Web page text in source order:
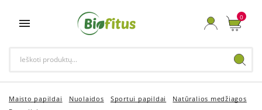
 0
Maisto papildai Nuolaidos Sportui papildai
Natūralios medžiagos